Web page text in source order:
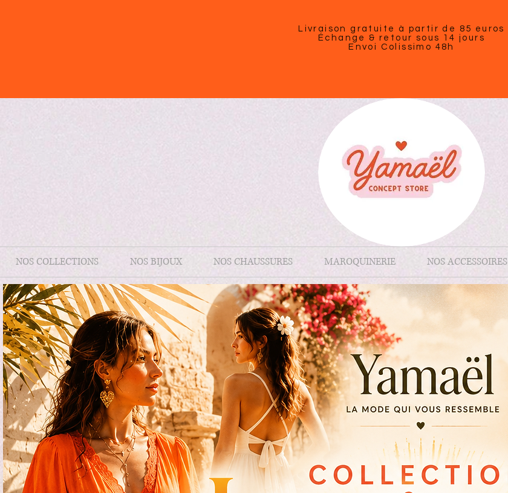
Livraison gratuite à partir de 85 euros
Échange & retour sous 14 jours
Envoi Colissimo 48h
NOS COLLECTIONS NOS BIJOUX NOS CHAUSSURES MAROQUINERIE NOS ACCESSOIRES